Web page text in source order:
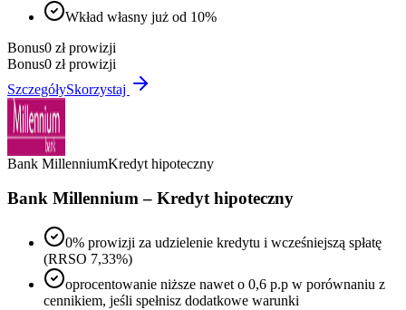
Wkład własny już od 10%
Bonus0 zł prowizji
Bonus0 zł prowizji
SzczegółySkorzystaj
Bank MillenniumKredyt hipoteczny
Bank Millennium – Kredyt hipoteczny
0% prowizji za udzielenie kredytu i wcześniejszą spłatę
(RRSO 7,33%)
oprocentowanie niższe nawet o 0,6 p.p w porównaniu z
cennikiem, jeśli spełnisz dodatkowe warunki